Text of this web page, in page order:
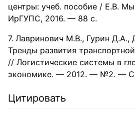
центры: учеб. пособие / Е.В.
ИрГУПС, 2016. — 88 с.
Лавринович М.В., Гурин Д.А.,
Тренды развития
// Логистические системы в
экономике. — 2012. — №2. —
Цитировать